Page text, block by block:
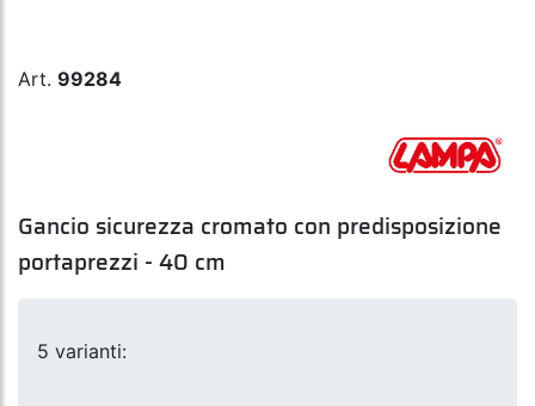
Art. 99284
Gancio sicurezza cromato con predisposizione
portaprezzi - 40 cm
5 varianti: